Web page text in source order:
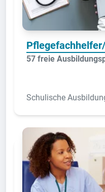
57 freie
Schulische